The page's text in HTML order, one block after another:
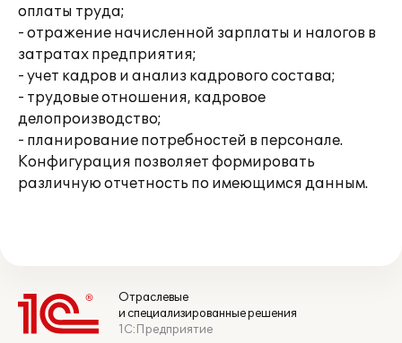
оплаты труда;
- отражение начисленной зарплаты и налогов в
затратах предприятия;
- учет кадров и анализ кадрового состава;
- трудовые отношения, кадровое
делопроизводство;
- планирование потребностей в персонале.
Конфигурация позволяет формировать
различную отчетность по имеющимся данным.
Отраслевые
и специализированные решения
1С:Предприятие